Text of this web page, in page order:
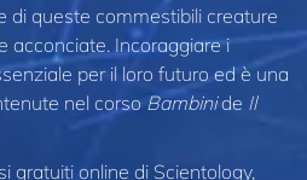
di queste commestibili creature
acconciate. Incoraggiare i
per il loro futuro ed è una
nel corso Bambinide Il
gratuiti online di Scientology,